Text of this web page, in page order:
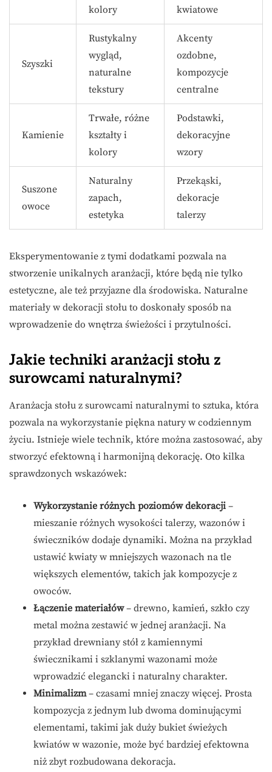
kolory
kwiatowe
Szyszki
Rustykalny
wygląd,
naturalne
tekstury
Akcenty
ozdobne,
kompozycje
centralne
Kamienie
Trwałe, różne
kształty i
kolory
Podstawki,
dekoracyjne
wzory
Suszone
owoce
Naturalny
zapach,
estetyka
Przekąski,
dekoracje
talerzy
Eksperymentowanie z tymi dodatkami pozwala na
stworzenie unikalnych aranżacji, które będą nie tylko
estetyczne, ale też przyjazne dla środowiska. Naturalne
materiały w dekoracji stołu to doskonały sposób na
wprowadzenie do wnętrza świeżości i przytulności.
Jakie techniki aranżacji stołu z
surowcami naturalnymi?
Aranżacja stołu z surowcami naturalnymi to sztuka, która
pozwala na wykorzystanie piękna natury w codziennym
życiu. Istnieje wiele technik, które można zastosować, aby
stworzyć efektowną i harmonijną dekorację. Oto kilka
sprawdzonych wskazówek:
Wykorzystanie różnych poziomów dekoracji –
mieszanie różnych wysokości talerzy, wazonów i
świeczników dodaje dynamiki. Można na przykład
ustawić kwiaty w mniejszych wazonach na tle
większych elementów, takich jak kompozycje z
owoców.
Łączenie materiałów– drewno, kamień, szkło czy
metal można zestawić w jednej aranżacji. Na
przykład drewniany stół z kamiennymi
świecznikami i szklanymi wazonami może
wprowadzić elegancki i naturalny charakter.
Minimalizm– czasami mniej znaczy więcej. Prosta
kompozycja z jednym lub dwoma dominującymi
elementami, takimi jak duży bukiet świeżych
kwiatów w wazonie, może być bardziej efektowna
niż zbyt rozbudowana dekoracja.